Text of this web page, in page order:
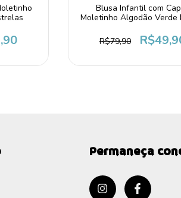
Blusa Infantil com
Moletinho Algodão Verde
R$79,90
Permaneça